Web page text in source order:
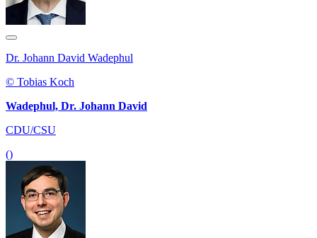
Dr. Johann David Wadephul
© Tobias Koch
Wadephul, Dr. Johann David
CDU/CSU
()